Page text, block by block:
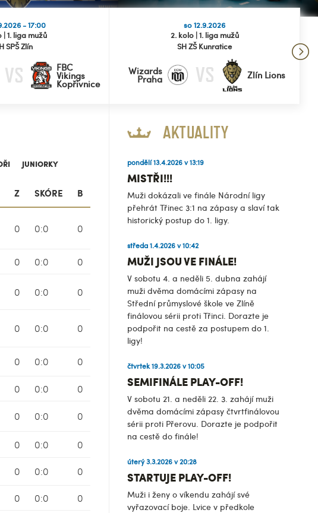
- 17:00
| 1. liga mužů
SPŠ Zlín
VS FBC
Vikings
Kopřivnice
so 12.9.2026
2. kolo | 1. liga mužů
SH ZŠ Kunratice
Wizards
Praha VS Zlín Lions
JUNIORKY
Z SKÓRE B
0 0:0 0
0 0:0 0
0 0:0 0
0 0:0 0
0 0:0 0
0 0:0 0
0 0:0 0
0 0:0 0
0 0:0 0
0 0:0 0
AKTUALITY
pondělí 13.4.2026 v 13:19
MISTŘI!!!
Muži dokázali ve finále Národní ligy
přehrát Třinec 3:1 na zápasy a slaví tak
historický postup do 1. ligy.
středa 1.4.2026 v 10:42
MUŽI JSOU VE FINÁLE!
V sobotu 4. a neděli 5. dubna zahájí
muži dvěma domácími zápasy na
Střední průmyslové škole ve Zlíně
finálovou sérii proti Třinci. Dorazte je
podpořit na cestě za postupem do 1.
ligy!
čtvrtek 19.3.2026 v 10:05
SEMIFINÁLE PLAY-OFF!
V sobotu 21. a neděli 22. 3. zahájí muži
dvěma domácími zápasy čtvrtfinálovou
sérii proti Přerovu. Dorazte je podpořit
na cestě do finále!
úterý 3.3.2026 v 20:28
STARTUJE PLAY-OFF!
Muži i ženy o víkendu zahájí své
vyřazovací boje. Lvice v předkole